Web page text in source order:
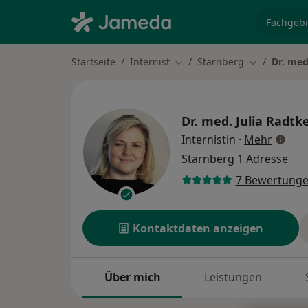
Startseite Internist Stadt ändern
Starnberg Stadt ändern
Dr.
Dr. med. Julia
Internistin · Mehrüber
Starnberg 1 Adresse
7
Kontaktdaten anzeigen
Über mich Leistungen